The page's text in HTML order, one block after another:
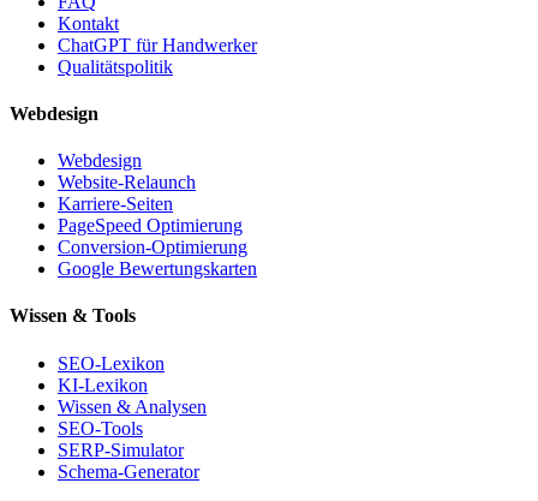
Kontakt
ChatGPT für Handwerker
Qualitätspolitik
Webdesign
Webdesign
Website-Relaunch
Karriere-Seiten
PageSpeed Optimierung
Conversion-Optimierung
Google Bewertungskarten
Wissen & Tools
SEO-Lexikon
KI-Lexikon
Wissen & Analysen
SEO-Tools
SERP-Simulator
Schema-Generator